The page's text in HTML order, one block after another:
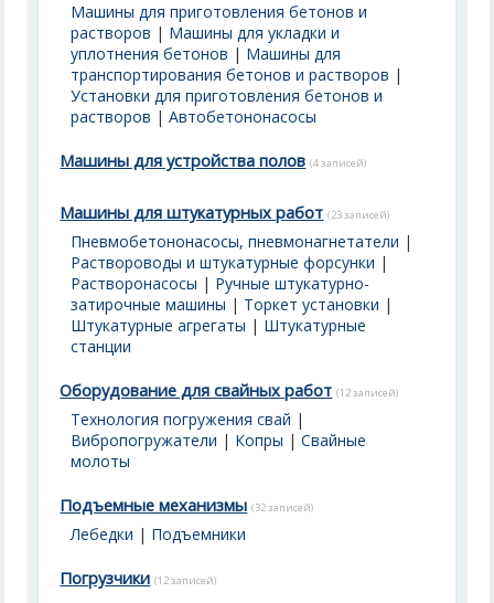
Машины для приготовления бетонов и
растворов | Машины для укладки и
уплотнения бетонов | Машины для
транспортирования бетонов и растворов |
Установки для приготовления бетонов и
растворов |Автобетононасосы
Машины для устройства полов (4 записей)
Машины для штукатурных работ (23 записей)
Пневмобетононасосы, пневмонагнетатели |
Раствороводы и штукатурные форсунки |
Растворонасосы | Ручные штукатурно-
затирочные машины | Торкет установки |
Штукатурные агрегаты | Штукатурные
станции
Оборудование для свайных работ (12 записей)
Технология погружения свай |
Вибропогружатели | Копры |Свайные
молоты
Подъемные механизмы (32 записей)
Лебедки | Подъемники
Погрузчики (12 записей)